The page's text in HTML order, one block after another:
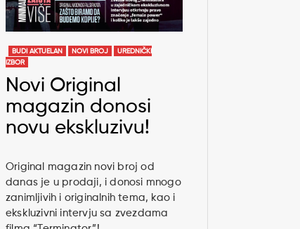
BUDI AKTUELAN NOVI BROJ
UREDNIČKI
IZBOR
Novi Original
magazin donosi
novu ekskluzivu!
Original magazin novi broj od
danas je u prodaji, i donosi mnogo
zanimljivih i originalnih tema, kao i
ekskluzivni intervju sa zvezdama